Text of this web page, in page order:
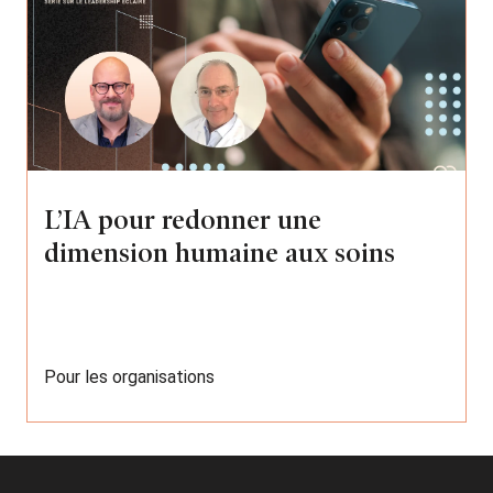
L’IA pour redonner une
dimension humaine aux soins
Pour les organisations